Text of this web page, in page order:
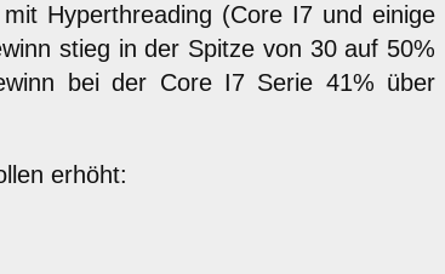
Hyperthreading (Core I7 und einige
stieg in der Spitze von 30 auf 50%
bei der Core I7 Serie 41% über
erhöht: